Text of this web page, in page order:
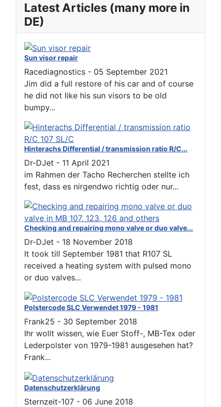
Latest Articles (many more in
DE)
Sun visor repair
Racediagnostics - 05 September 2021
Jim did a full restore of his car and of course
he did not like his sun visors to be old
bumpy...
Hinterachs Differential / transmission ratio R/C...
Dr-DJet - 11 April 2021
im Rahmen der Tacho Recherchen stellte ich
fest, dass es nirgendwo richtig oder nur...
Checking and repairing mono valve or duo valve...
Dr-DJet - 18 November 2018
It took till September 1981 that R107 SL
received a heating system with pulsed mono
or duo valves...
Polstercode SLC Verwendet 1979 - 1981
Frank25 - 30 September 2018
Ihr wollt wissen, wie Euer Stoff-, MB-Tex oder
Lederpolster von 1979-1981 ausgesehen hat?
Frank...
Datenschutzerklärung
Sternzeit-107 - 06 June 2018